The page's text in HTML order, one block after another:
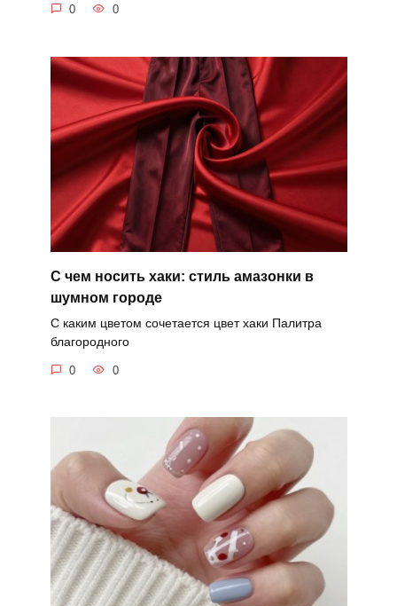
0 0
С чем носить хаки: стиль амазонки в
шумном городе
С каким цветом сочетается цвет хаки Палитра
благородного
0 0